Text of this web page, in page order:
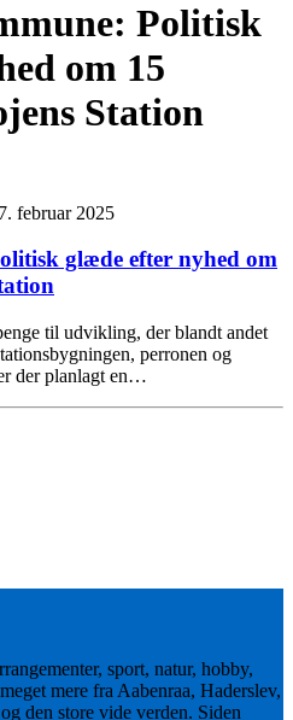
Politisk
om 15
Station
februar 2025
glæde efter nyhed om
til udvikling, der blandt andet
perronen og
der planlagt en…
sport, natur, hobby,
mere fra Aabenraa, Haderslev,
den store vide verden. Siden